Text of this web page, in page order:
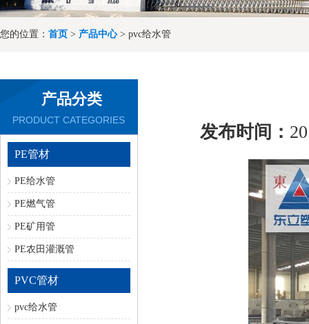
您的位置： 首页 > 产品中心> pvc给水管
产品分类
PRODUCT CATEGORIES
PE管材
PE给水管
PE燃气管
PE矿用管
PE农田灌溉管
PVC管材
pvc给水管
发布时间：